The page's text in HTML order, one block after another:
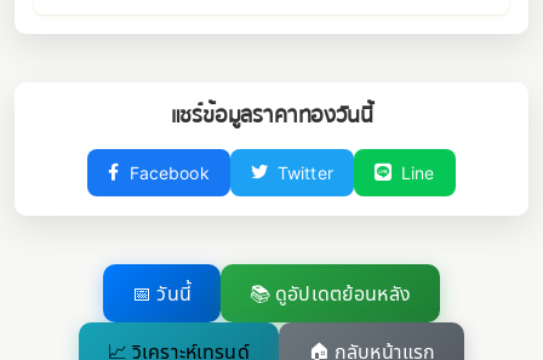
แชร์ข้อมูลราคาทองวันนี้
Facebook Twitter Line
📅 วันนี้ 📚 ดูอัปเดตย้อนหลัง
📈 วิเคราะห์เทรนด์ 🏠 กลับหน้าแรก